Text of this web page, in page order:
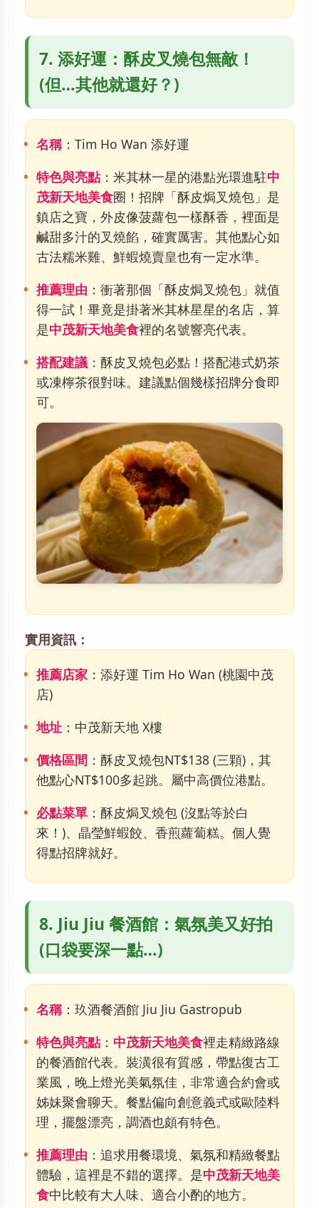
7. 添好運：酥皮叉燒包無敵！
(但…其他就還好？)
名稱：Tim Ho Wan 添好運
特色與亮點 ：米其林一星的港點光環進駐中
茂新天地美食圈！招牌「酥皮焗叉燒包」是
鎮店之寶，外皮像菠蘿包一樣酥香，裡面是
鹹甜多汁的叉燒餡，確實厲害。其他點心如
古法糯米雞、鮮蝦燒賣皇也有一定水準。
推薦理由 ：衝著那個「酥皮焗叉燒包」就值
得一試！畢竟是掛著米其林星星的名店，算
是中茂新天地美食裡的名號響亮代表。
搭配建議 ：酥皮叉燒包必點！搭配港式奶茶
或凍檸茶很對味。建議點個幾樣招牌分食即
可。
實用資訊：
推薦店家 ：添好運 Tim Ho Wan (桃園中茂
店)
地址 ：中茂新天地 X樓
價格區間 ：酥皮叉燒包NT$138 (三顆)，其
他點心NT$100多起跳。屬中高價位港點。
必點菜單 ：酥皮焗叉燒包 (沒點等於白
來！)、晶瑩鮮蝦餃、香煎蘿蔔糕。個人覺
得點招牌就好。
8. Jiu Jiu 餐酒館：氣氛美又好拍
(口袋要深一點…)
名稱：玖酒餐酒館 Jiu Jiu Gastropub
特色與亮點 ： 中茂新天地美食裡走精緻路線
的餐酒館代表。裝潢很有質感，帶點復古工
業風，晚上燈光美氣氛佳，非常適合約會或
姊妹聚會聊天。餐點偏向創意義式或歐陸料
理，擺盤漂亮，調酒也頗有特色。
推薦理由 ：追求用餐環境、氣氛和精緻餐點
體驗，這裡是不錯的選擇。是中茂新天地美
食中比較有大人味、適合小酌的地方。